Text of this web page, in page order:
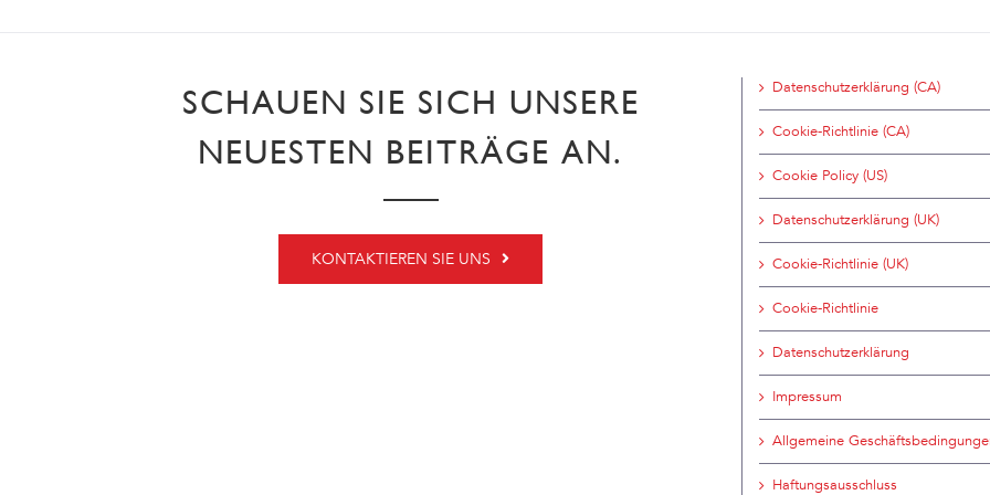
SCHAUEN SIE SICH UNSERE
NEUESTEN BEITRÄGE AN.
KONTAKTIEREN SIE UNS
Datenschutzerklärung (CA)
Cookie-Richtlinie (CA)
Cookie Policy (US)
Datenschutzerklärung (UK)
Cookie-Richtlinie (UK)
Cookie-Richtlinie
Datenschutzerklärung
Impressum
Allgemeine
Haftungsausschluss